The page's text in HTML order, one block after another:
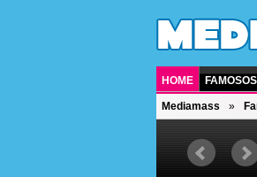
HOME FAMOSOS
Mediamass